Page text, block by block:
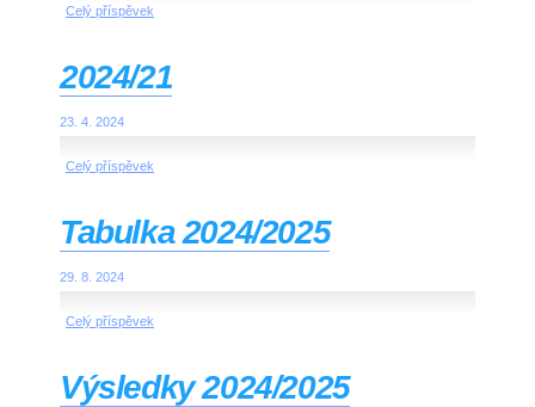
Celý příspěvek
2024/21
23. 4. 2024
Celý příspěvek
Tabulka 2024/2025
29. 8. 2024
Celý příspěvek
Výsledky 2024/2025